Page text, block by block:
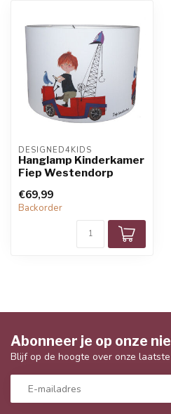
DESIGNED4KIDS
Hanglamp Kinderkamer
Fiep Westendorp
€69,99
Backorder
Abonneer je op onze
Blijf op de hoogte over onze